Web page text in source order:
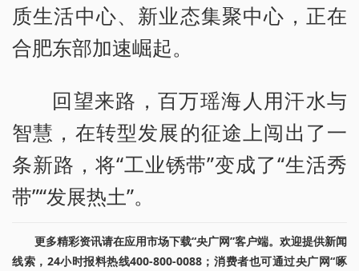
质生活中心、新业态集聚中心，正在
合肥东部加速崛起。
回望来路，百万瑶海人用汗水与
智慧，在转型发展的征途上闯出了一
条新路，将“工业锈带”变成了“生活秀
带”“发展热土”。
更多精彩资讯请在应用市场下载“央广网”客户端。欢迎提供新闻
线索，24小时报料热线400-800-0088；消费者也可通过央广网“啄